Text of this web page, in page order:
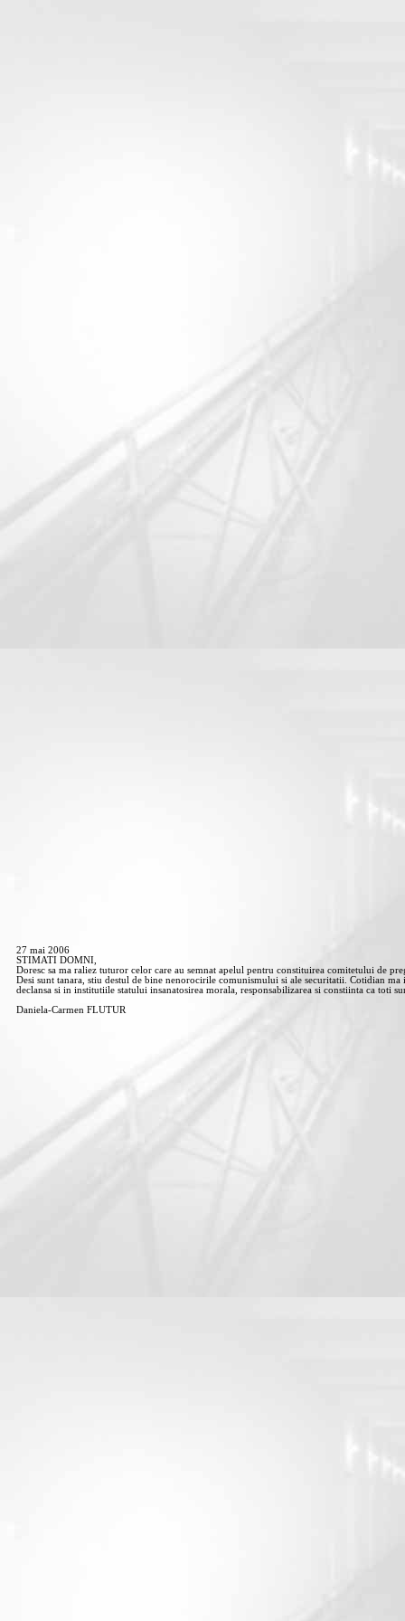
27 mai 2006
STIMATI DOMNI,
Doresc sa ma raliez tuturor celor care au semnat apelul pentru constituirea comitetului de
Desi sunt tanara, stiu destul de bine nenorocirile comunismului si ale securitatii. Cotidian
declansa si in institutiile statului insanatosirea morala, responsabilizarea si constiinta ca toti
Daniela-Carmen FLUTUR